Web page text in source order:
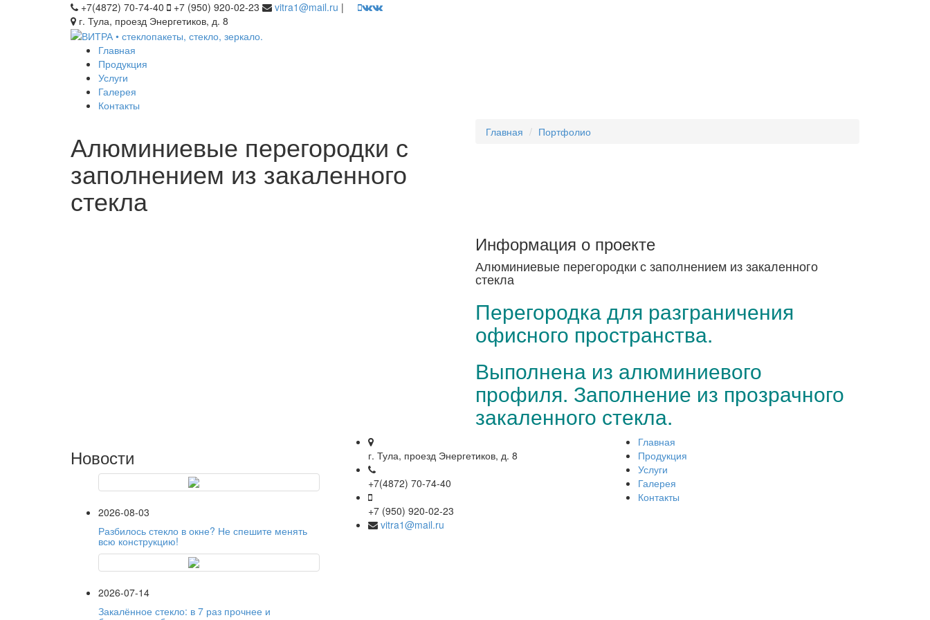
+7(4872) 70-74-40 +7 (950) 920-02-23 vitra1@mail.ru |
г. Тула, проезд Энергетиков, д. 8
Главная
Продукция
Услуги
Галерея
Контакты
Алюминиевые перегородки с
заполнением из закаленного
стекла
Главная Портфолио
Информация о проекте
Алюминиевые перегородки с заполнением из закаленного
стекла
Перегородка для разграничения
офисного пространства.
Выполнена из алюминиевого
профиля. Заполнение из прозрачного
закаленного стекла.
Новости
2026-08-03
Разбилось стекло в окне? Не спешите менять
всю конструкцию!
2026-07-14
Закалённое стекло: в 7 раз прочнее и
г. Тула, проезд Энергетиков, д. 8
+7(4872) 70-74-40
+7 (950) 920-02-23
vitra1@mail.ru
Главная
Продукция
Услуги
Галерея
Контакты